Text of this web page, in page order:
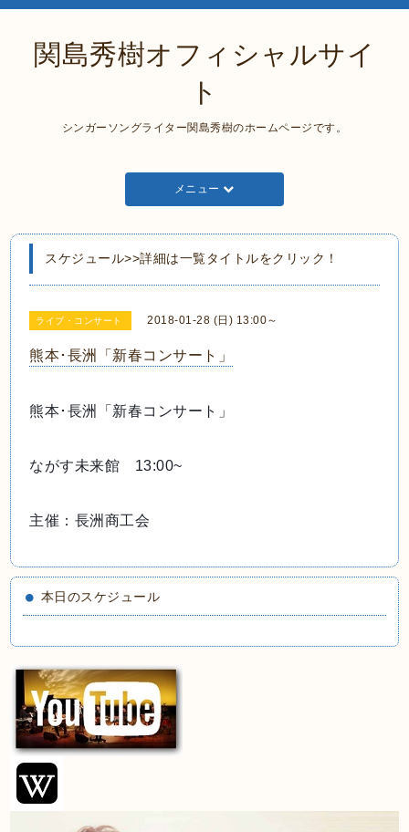
関島秀樹オフィシャルサイ
ト
シンガーソングライター関島秀樹のホームページです。
メニュー
スケジュール>>詳細は一覧タイトルをクリック！
ライブ・コンサート 2018-01-28 (日) 13:00～
熊本･長洲「新春コンサート」
熊本･長洲「新春コンサート」
ながす未来館　13:00~
主催：長洲商工会
本日のスケジュール